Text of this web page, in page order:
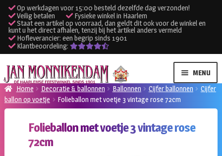
Op werkdagen voor 15:00 besteld dezelfde dag verzonden!
Veilig betalen
Fysieke winkel in Haarlem
Staat een artikel op voorraad, dan geldt dit ook voor de winkel en
kunt u het direct afhalen, tenzij bij het artikel anders vermeld
Hofleverancier: een begrip sinds 1901
Klantbeoordeling:
Ga
door
naar
navigatie
Ga
naar
de
inhoud
MENU
Verhuur kleding
Verhuur apparatuur
Home Decoratie & ballonnen Ballonnen Cijfer ballonnen
Cijfer
ballon op voetje
Folieballon met voetje 3 vintage rose 72cm
Folieballon met voetje 3 vintage rose
72cm